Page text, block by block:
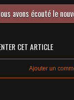
avons écouté le
CET ARTICLE
Ajouter un